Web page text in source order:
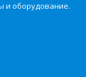
и оборудование.